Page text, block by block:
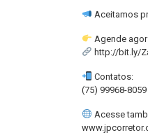
Aceitamos
Agende
http://bit.ly/
Contatos:
(75) 99968-
Acesse